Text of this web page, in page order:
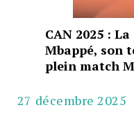
CAN 2025 :
Mbappé, son
plein match
27 décembre 2025